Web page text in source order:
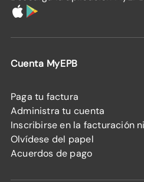
Cuenta MyEPB
Paga tu factura
Administra tu cuenta
Inscribirse en la facturación
Olvídese del papel
Acuerdos de pago